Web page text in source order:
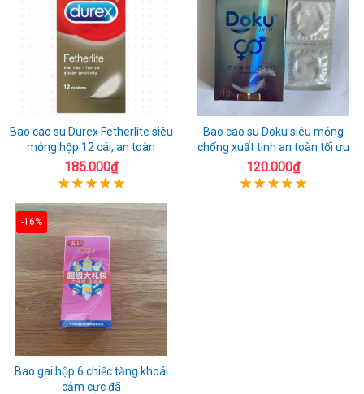
Bao cao su Durex Fetherlite siêu
mỏng hộp 12 cái, an toàn
185.000₫
Bao cao su Doku siêu mỏng
chống xuất tinh an toàn tối ưu
120.000₫
-16%
Bao gai hộp 6 chiếc tăng khoái
cảm cực đã